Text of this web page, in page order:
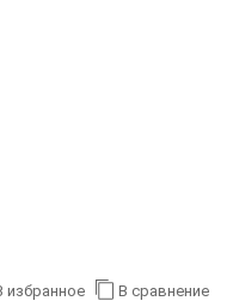
избранное В сравнение